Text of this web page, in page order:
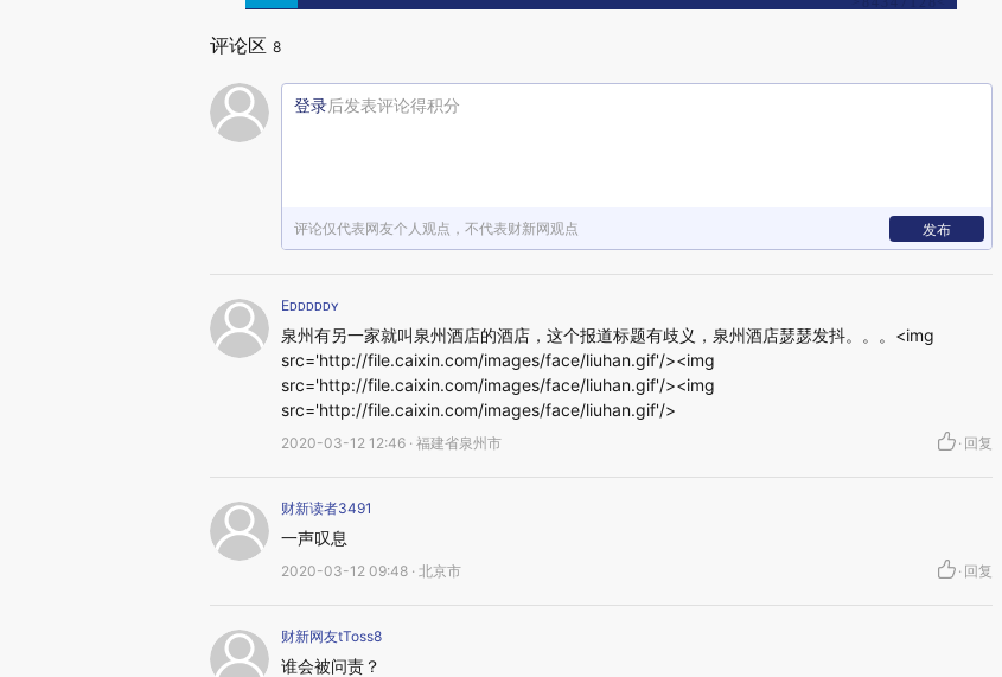
评论区 8
登录后发表评论得积分
评论仅代表网友个人观点，不代表财新网观点 发布
Eᴅᴅᴅᴅᴅʏ
泉州有另一家就叫泉州酒店的酒店，这个报道标题有歧义，泉州酒店瑟瑟发抖。。。<img
src='http://file.caixin.com/images/face/liuhan.gif'/><img
src='http://file.caixin.com/images/face/liuhan.gif'/><img
src='http://file.caixin.com/images/face/liuhan.gif'/>
2020-03-12 12:46 · 福建省泉州市 · 回复
财新读者3491
一声叹息
2020-03-12 09:48 · 北京市 · 回复
财新网友tToss8
谁会被问责？